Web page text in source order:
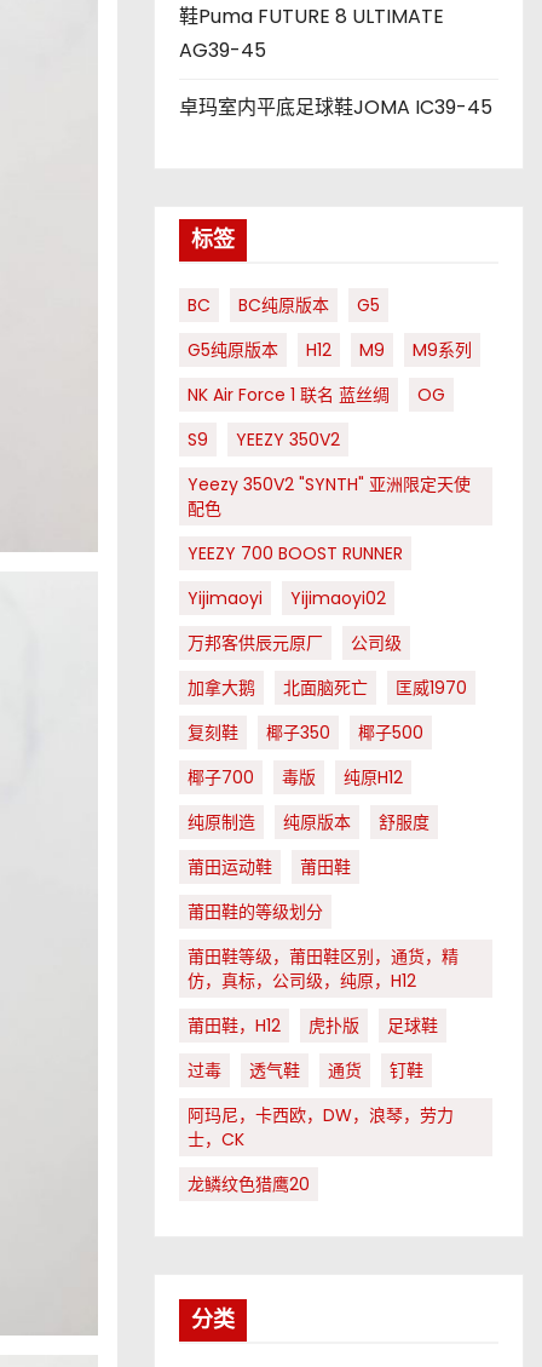
鞋Puma FUTURE 8 ULTIMATE
AG39-45
卓玛室内平底足球鞋JOMA IC39-45
标签
BC BC纯原版本
G5
G5纯原版本
H12 M9
M9系列
NK Air Force 1 联名 蓝丝绸
OG
S9
YEEZY 350V2
Yeezy 350V2 "SYNTH" 亚洲限定天使
配色
YEEZY 700 BOOST RUNNER
Yijimaoyi
Yijimaoyi02
万邦客供辰元原厂
公司级
加拿大鹅
北面脑死亡
匡威1970
复刻鞋
椰子350
椰子500
椰子700
毒版
纯原H12
纯原制造
纯原版本
舒服度
莆田运动鞋
莆田鞋
莆田鞋的等级划分
莆田鞋等级，莆田鞋区别，通货，精
仿，真标，公司级，纯原，H12
莆田鞋，H12
虎扑版
足球鞋
过毒
透气鞋 通货
钉鞋
阿玛尼，卡西欧，DW，浪琴，劳力
士，CK
龙鳞纹色猎鹰20
分类